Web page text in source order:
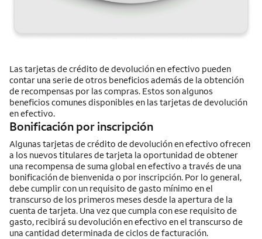
Las tarjetas de crédito de devolución en efectivo pueden
contar una serie de otros beneficios además de la obtención
de recompensas por las compras. Estos son algunos
beneficios comunes disponibles en las tarjetas de devolución
en efectivo.
Bonificación por inscripción
Algunas tarjetas de crédito de devolución en efectivo ofrecen
a los nuevos titulares de tarjeta la oportunidad de obtener
una recompensa de suma global en efectivo a través de una
bonificación de bienvenida o por inscripción. Por lo general,
debe cumplir con un requisito de gasto mínimo en el
transcurso de los primeros meses desde la apertura de la
cuenta de tarjeta. Una vez que cumpla con ese requisito de
gasto, recibirá su devolución en efectivo en el transcurso de
una cantidad determinada de ciclos de facturación.